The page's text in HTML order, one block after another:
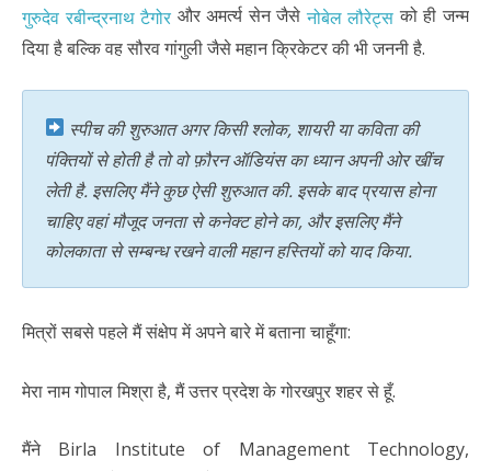
गुरुदेव रबीन्द्रनाथ टैगोर और अमर्त्य सेन जैसेनोबेल लौरेट्स को ही जन्म
दिया है बल्कि वह सौरव गांगुली जैसे महान क्रिकेटर की भी जननी है.
स्पीच की शुरुआत अगर किसी श्लोक, शायरी या कविता की
पंक्तियों से होती है तो वो फ़ौरन ऑडियंस का ध्यान अपनी ओर खींच
लेती है. इसलिए मैंने कुछ ऐसी शुरुआत की. इसके बाद प्रयास होना
चाहिए वहां मौजूद जनता से कनेक्ट होने का, और इसलिए मैंने
कोलकाता से सम्बन्ध रखने वाली महान हस्तियों को याद किया.
मित्रों सबसे पहले मैं संक्षेप में अपने बारे में बताना चाहूँगा:
मेरा नाम गोपाल मिश्रा है, मैं उत्तर प्रदेश के गोरखपुर शहर से हूँ.
मैंने Birla Institute of Management Technology,